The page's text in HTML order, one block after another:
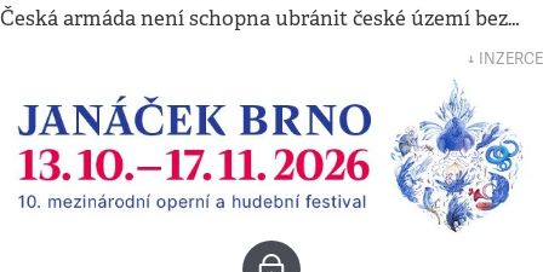
Česká armáda není schopna ubránit české území bez…
↓ INZERCE